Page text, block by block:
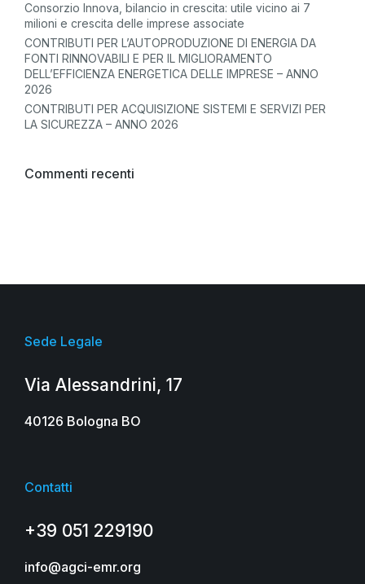
Consorzio Innova, bilancio in crescita: utile vicino ai 7
milioni e crescita delle imprese associate
CONTRIBUTI PER L’AUTOPRODUZIONE DI ENERGIA DA
FONTI RINNOVABILI E PER IL MIGLIORAMENTO
DELL’EFFICIENZA ENERGETICA DELLE IMPRESE – ANNO
2026
CONTRIBUTI PER ACQUISIZIONE SISTEMI E SERVIZI PER
LA SICUREZZA – ANNO 2026
Commenti recenti
Sede Legale
Via Alessandrini, 17
40126 Bologna BO
Contatti
+39 051 229190
info@agci-emr.org